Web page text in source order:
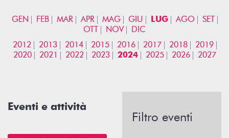
GEN FEB MAR APR MAG GIU LUG AGO
SET
OTT
NOV
DIC
2012
2013 2014 2015 2016 2017 2018
2019
2020
2021 2022 2023 2024 2025 2026 2027
Eventi e attività
Filtro eventi